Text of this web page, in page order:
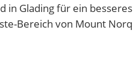
in Glading für ein
Bereich von Mount